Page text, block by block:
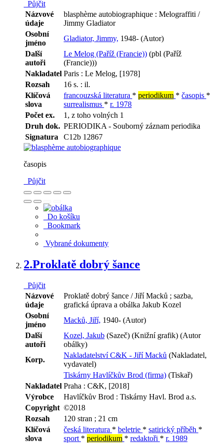
Půjčit
Názvové
údaje
blasphème autobiographique : Melograffiti /
Jimmy Gladiator
Osobní
jméno
Gladiator, Jimmy, 1948- (Autor)
Další
autoři
Le Melog (Paříž (Francie)) (pbl (Paříž
(Francie)))
Nakladatel Paris : Le Melog, [1978]
Rozsah
16 s. : il.
Klíčová
slova
francouzská literatura * periodikum * časopis *
surrealismus * r. 1978
Počet ex.
1, z toho volných 1
Druh dok. PERIODIKA - Souborný záznam periodika
Signatura
C12b 12867
časopis
Půjčit
Do košíku
Bookmark
Vybrané dokumenty
2.Proklatě dobrý šance
Půjčit
Názvové
údaje
Proklatě dobrý šance / Jiří Macků ; sazba,
grafická úprava a obálka Jakub Kozel
Osobní
jméno
Macků, Jiří, 1940- (Autor)
Další
autoři
Kozel, Jakub (Sazeč) (Knižní grafik) (Autor
obálky)
Korp.
Nakladatelství C&K - Jiří Macků (Nakladatel,
vydavatel)
Tiskárny Havlíčkův Brod (firma) (Tiskař)
Nakladatel Praha : C&K, [2018]
Výrobce
Havlíčkův Brod : Tiskárny Havl. Brod a.s.
Copyright ©2018
Rozsah
120 stran ; 21 cm
Klíčová
slova
česká literatura * beletrie * satirický příběh *
sport * periodikum * redaktoři * r. 1989